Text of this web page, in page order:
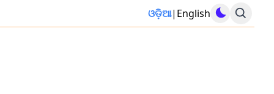
ଓଡ଼ିଆ| English